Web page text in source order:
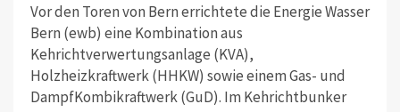
Vor den Toren von Bern errichtete die Energie Wasser
Bern (ewb) eine Kombination aus
Kehrichtverwertungsanlage (KVA),
Holzheizkraftwerk (HHKW) sowie einem Gas- und
DampfKombikraftwerk (GuD). Im Kehrichtbunker